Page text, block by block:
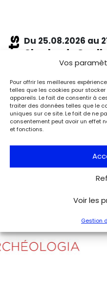
Vos
Pour offrir les meilleures
telles que les cookies pour
appareils. Le fait de consentir à
traiter des données telles que le
uniques sur ce site. Le fait de ne
consentement peut avoir un effet
et fonctions.
Voir les
Gestion
ÉvénementsDu 25.08.2026 au
Charles de
de Paris. Lettre
Musée de la Libération
Leclerc – musée Jean
À l’occasion de
musée de la Libération
Leclerc – musée Jean
1944 de Charles de
Voir tous les